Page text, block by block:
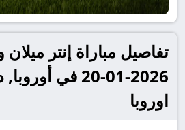
تفاصيل مباراة إنتر ميلان
2026-01-20 في
اوروبا